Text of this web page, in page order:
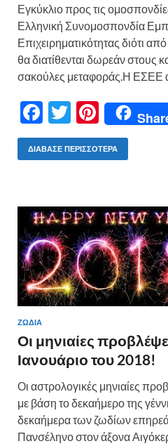
Εγκύκλιο προς τις
Ελληνική Συνομοσπονδία
Επιχειρηματικότητας διότι
θα διατίθενται δωρεάν στους
σακούλες μεταφοράς.Η ΕΣΕΕ
F
ac
e
o
o
k
T
w
itt
Pi
nt
er
t
ΔΙΆΒΑΣΕ ΠΕΡΙΣΣΌΤΕΡΑ
ΖΩΔΙΑ
Οι μηνιαίες
Ιανουάριο του 2018!
Οι αστρολογικές μηνιαίες
με βάση το δεκαήμερο της
δεκαήμερα των ζωδίων
Πανσέληνο στον άξονα